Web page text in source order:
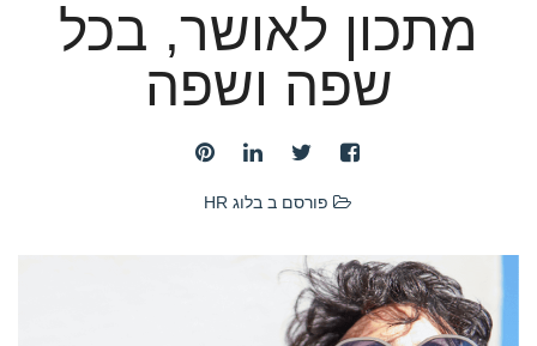
מתכון לאושר, בכל
שפה ושפה
פורסם ב בלוג HR